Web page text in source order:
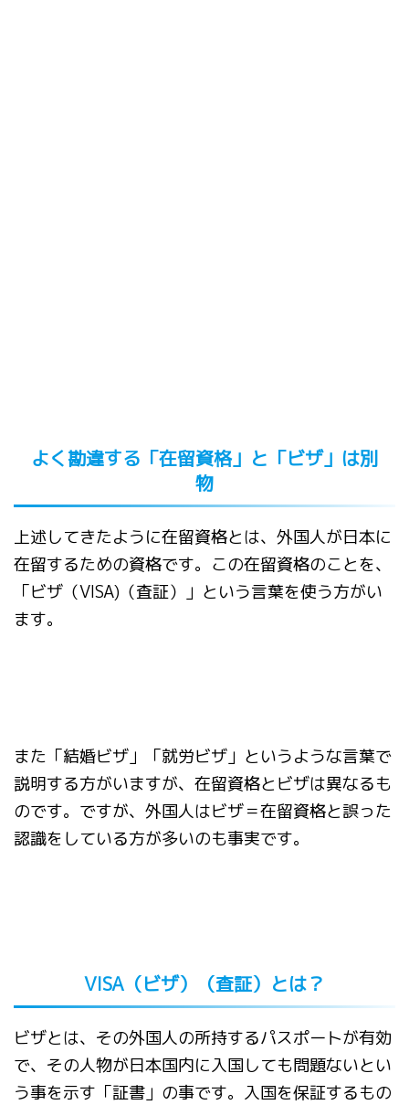
よく勘違する「在留資格」と「ビザ」は別
物
上述してきたように在留資格とは、外国人が日本に
在留するための資格です。この在留資格のことを、
「ビザ（VISA)（査証）」という言葉を使う方がい
ます。
また「結婚ビザ」「就労ビザ」というような言葉で
説明する方がいますが、在留資格とビザは異なるも
のです。ですが、外国人はビザ＝在留資格と誤った
認識をしている方が多いのも事実です。
VISA（ビザ）（査証）とは？
ビザとは、その外国人の所持するパスポートが有効
で、その人物が日本国内に入国しても問題ないとい
う事を示す「証書」の事です。入国を保証するもの